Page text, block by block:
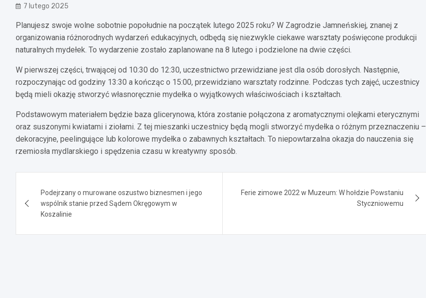
7 lutego 2025
Planujesz swoje wolne sobotnie popołudnie na początek lutego 2025 roku? W Zagrodzie Jamneńskiej, znanej z
organizowania różnorodnych wydarzeń edukacyjnych, odbędą się niezwykle ciekawe warsztaty poświęcone produkcji
naturalnych mydełek. To wydarzenie zostało zaplanowane na 8 lutego i podzielone na dwie części.
W pierwszej części, trwającej od 10:30 do 12:30, uczestnictwo przewidziane jest dla osób dorosłych. Następnie,
rozpoczynając od godziny 13:30 a kończąc o 15:00, przewidziano warsztaty rodzinne. Podczas tych zajęć, uczestnicy
będą mieli okazję stworzyć własnoręcznie mydełka o wyjątkowych właściwościach i kształtach.
Podstawowym materiałem będzie baza glicerynowa, która zostanie połączona z aromatycznymi olejkami eterycznymi
oraz suszonymi kwiatami i ziołami. Z tej mieszanki uczestnicy będą mogli stworzyć mydełka o różnym przeznaczeniu –
dekoracyjne, peelingujące lub kolorowe mydełka o zabawnych kształtach. To niepowtarzalna okazja do nauczenia się
rzemiosła mydlarskiego i spędzenia czasu w kreatywny sposób.
wpisuPodejrzany o murowane oszustwo biznesmen i jego
wspólnik stanie przed Sądem Okręgowym w
Koszalinie
Ferie zimowe 2022 w Muzeum: W hołdzie Powstaniu
Styczniowemu